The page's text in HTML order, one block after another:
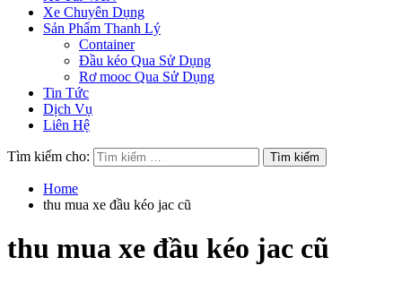
Xe Chuyên Dụng
Sản Phẩm Thanh Lý
Container
Đầu kéo Qua Sử Dụng
Rơ mooc Qua Sử Dụng
Tin Tức
Dịch Vụ
Liên Hệ
Tìm kiếm cho:
Home
thu mua xe đầu kéo jac cũ
thu mua xe đầu kéo jac cũ